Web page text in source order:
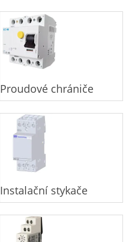
Proudové chrániče
Instalační stykače